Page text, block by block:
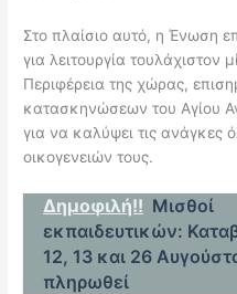
Στο πλαίσιο αυτό, η Ένωση
για λειτουργία
Περιφέρεια της χώρας,
κατασκηνώσεων του Αγίου
για να καλύψει τις
οικογενειών τους.
Δημοφιλή!! Μισθοί
εκπαιδευτικών:
12, 13 και 26
πληρωθεί